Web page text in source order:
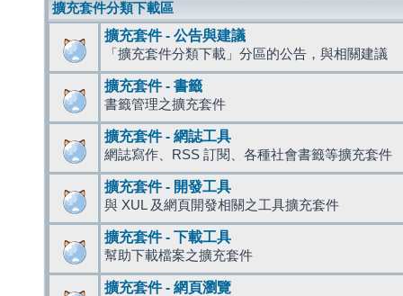
擴充套件分類下載區
擴充套件 - 公告與建議
「擴充套件分類下載」分區的公告，與相關建議
擴充套件 - 書籤
書籤管理之擴充套件
擴充套件 - 網誌工具
網誌寫作、RSS 訂閱、各種社會書籤等擴充套件
擴充套件 - 開發工具
與 XUL 及網頁開發相關之工具擴充套件
擴充套件 - 下載工具
幫助下載檔案之擴充套件
擴充套件 - 網頁瀏覽